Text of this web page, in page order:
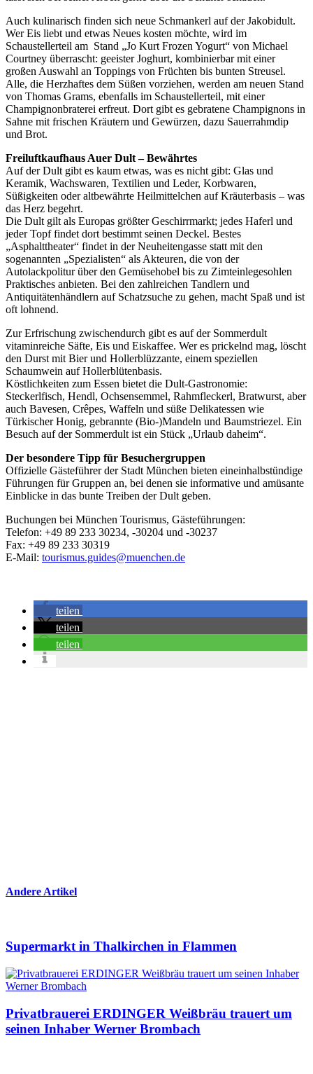
Auch kulinarisch finden sich neue Schmankerl auf der Jakobidult.
Wer Eis liebt und etwas Neues kosten möchte, wird im
Schaustellerteil am Stand „Jo Kurt Frozen Yogurt“ von Michael
Courtney überrascht: geeister Joghurt, kombinierbar mit einer
großen Auswahl an Toppings von Früchten bis bunten Streusel.
Alle, die Herzhaftes dem Süßen vorziehen, werden am neuen Stand
von Thomas Grams, ebenfalls im Schaustellerteil, mit einer
Champignonbraterei erfreut. Dort gibt es gebratene Champignons in
Sahne mit frischen Kräutern und Gewürzen, dazu Sauerrahmdip
und Brot.
Freiluftkaufhaus Auer Dult – Bewährtes
Auf der Dult gibt es kaum etwas, was es nicht gibt: Glas und
Keramik, Wachswaren, Textilien und Leder, Korbwaren,
Süßigkeiten oder altbewährte Heilmittelchen auf Kräuterbasis – was
das Herz begehrt.
Die Dult gilt als Europas größter Geschirrmarkt; jedes Haferl und
jeder Topf findet dort bestimmt seinen Deckel. Bestes
„Asphalttheater“ findet in der Neuheitengasse statt mit den
sogenannten „Spezialisten“ als Akteuren, die von der
Autolackpolitur über den Gemüsehobel bis zu Zimteinlegesohlen
Praktisches anbieten. Bei den zahlreichen Tandlern und
Antiquitätenhändlern auf Schatzsuche zu gehen, macht Spaß und ist
oft lohnend.
Zur Erfrischung zwischendurch gibt es auf der Sommerdult
vitaminreiche Säfte, Eis und Eiskaffee. Wer es prickelnd mag, löscht
den Durst mit Bier und Hollerblüzzante, einem speziellen
Schaumwein auf Hollerblütenbasis.
Köstlichkeiten zum Essen bietet die Dult-Gastronomie:
Steckerlfisch, Hendl, Ochsensemmel, Rahmfleckerl, Bratwurst, aber
auch Bavesen, Crêpes, Waffeln und süße Delikatessen wie
Türkischer Honig, gebrannte (Bio-)Mandeln und Baumstriezel. Ein
Besuch auf der Sommerdult ist ein Stück „Urlaub daheim“.
Der besondere Tipp für Besuchergruppen
Offizielle Gästeführer der Stadt München bieten eineinhalbstündige
Führungen für Gruppen an, bei denen sie informative und amüsante
Einblicke in das bunte Treiben der Dult geben.
Buchungen bei München Tourismus, Gästeführungen:
Telefon: +49 89 233 30234, -30204 und -30237
Fax: +49 89 233 30319
E-Mail: tourismus.guides@muenchen.de
teilen
teilen
teilen
Andere Artikel
Supermarkt in Thalkirchen in Flammen
Privatbrauerei ERDINGER Weißbräu trauert um
seinen Inhaber Werner Brombach